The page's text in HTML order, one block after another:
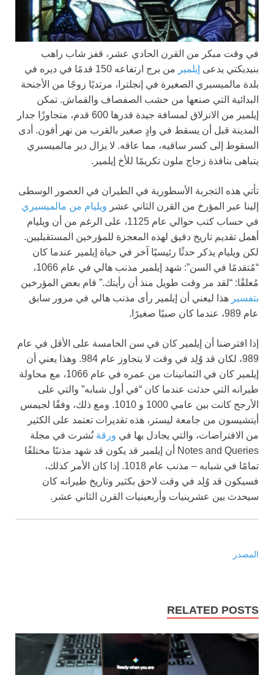
في وقت مبكر من القرن الحادي عشر، قفز شاب راهب
بنيديكتي يدعى إيلمير
من برج ارتفاعه 150 قدمًا في ديره في
بلدة مالميسبري الصغيرة في إنجلترا، مرتديًا زوجًا من الأجنحة
البدائية التي صنعها من خشب الصفصاف والقماش. تمكن
إيلمير من الانزلاق لمسافة جيدة قدرها 600 قدم، متجاوزًا جدار
المدينة قبل أن يسقط في وادٍ صغير بالقرب من نهر أفون. أدى
السقوط إلى كسر ساقيه، مما عاقه. لا يزال دير مالميسبري
يتباهى بنافذة زجاج ملون تكريمًا للأخ إيلمير.
تأتي هذه التجربة الأسطورية في الطيران في العصور الوسطى
إلينا عبر المؤرخ من القرن الثاني عشر ويليام من مالميسبري
في حساب كتب حوالي عام 1125، على الرغم من أن ويليام
أهمل تقديم تاريخ دقيق لهذه المعجزة للمؤرخين المستقبليين.
لكن ويليام يذكر حدثًا رئيسيًا آخر في حياة إيلمير عندما كان
“مُتقدمًا في السن”: شهد إيلمير مذنب هالي في عام 1066،
مُعلقًا: “لقد مر وقت طويل منذ أن رأيتك.” قام بعض المؤرخين
بتفسير هذا ليعني أن إيلمير رأى مذنب هالي في مرور سابق
عام 989، عندما كان صبيًا صغيرًا.
إذا افترضنا أن إيلمير كان في سن الخامسة على الأقل في عام
989، لكان قد وُلِد في وقت لا يتجاوز عام 984. وهذا يعني أن
إيلمير كان في الثمانينات من عمره في عام 1066، مع محاولة
طيرانه التي حدثت عندما كان “في أول شبابه” والتي على
الأرجح كانت بين عامي 1000 و 1010. ومع ذلك، وفقًا لجيمس
أيتشيسون من جامعة ليستر، هذه تقديرات تعتمد على الكثير
من الافتراضات، والتي يجادل بها في ورقة نُشرت في مجلة
Notes and Queries أن إيلمير قد يكون قد شهد مذنبًا مختلفًا
تمامًا في شبابه – مذنب عام 1018. إذا كان الأمر كذلك،
فسيكون قد وُلِد في وقت لاحق بكثير وتاريخ طيرانه كان
سيحدث بين عشرينيات وأربعينيات القرن الثاني عشر.
المصدر
RELATED POSTS